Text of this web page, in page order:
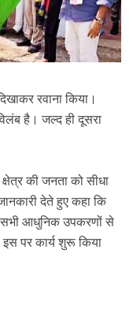
रवाना किया।
है। जल्द ही दूसरा
की जनता को सीधा
देते हुए कहा कि
आधुनिक उपकरणों से
पर कार्य शुरू किया